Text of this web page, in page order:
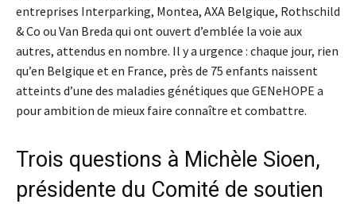
entreprises Interparking, Montea, AXA Belgique, Rothschild
& Co ou Van Breda qui ont ouvert d’emblée la voie aux
autres, attendus en nombre. Il y a urgence : chaque jour, rien
qu’en Belgique et en France, près de 75 enfants naissent
atteints d’une des maladies génétiques que GENeHOPE a
pour ambition de mieux faire connaître et combattre.
Trois questions à Michèle Sioen,
présidente du Comité de soutien